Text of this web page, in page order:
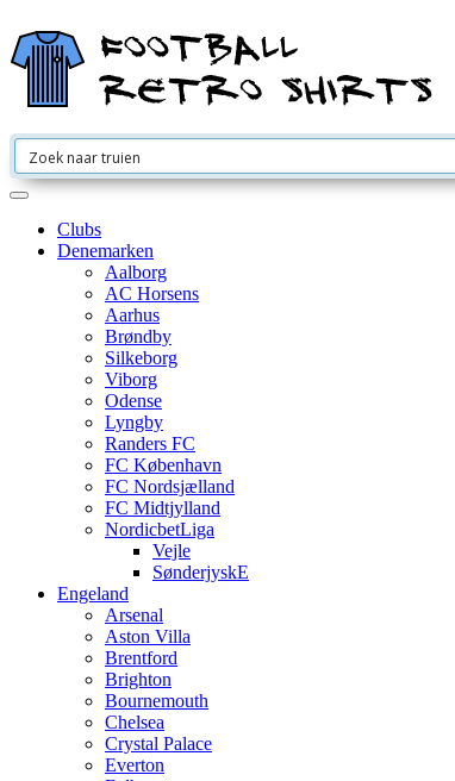
Clubs
Denemarken
Aalborg
AC Horsens
Aarhus
Brøndby
Silkeborg
Viborg
Odense
Lyngby
Randers FC
FC København
FC Nordsjælland
FC Midtjylland
NordicbetLiga
Vejle
SønderjyskE
Engeland
Arsenal
Aston Villa
Brentford
Brighton
Bournemouth
Chelsea
Crystal Palace
Everton